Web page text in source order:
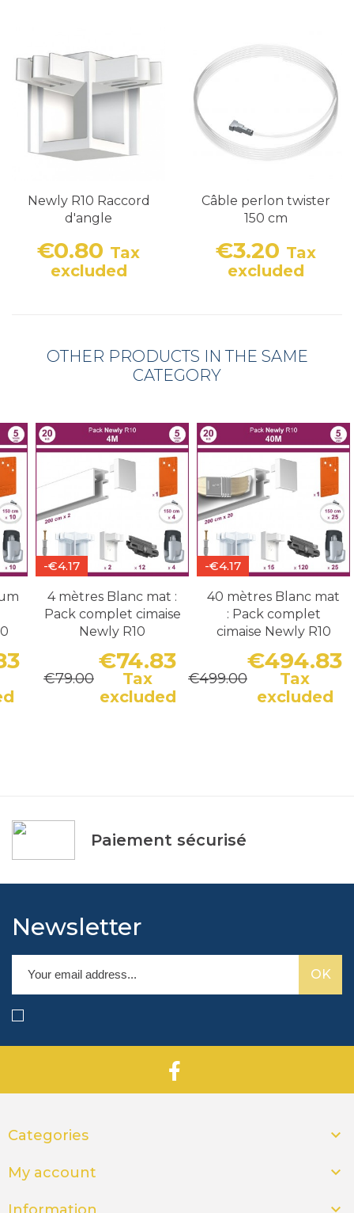
Newly R10 Raccord
d'angle
Price
€0.80 Tax
excluded
Câble perlon twister
150 cm
Price
€3.20 Tax
excluded
OTHER PRODUCTS IN THE SAME
CATEGORY
Price
Regular price
-€4.17
4 mètres Blanc mat :
Pack complet cimaise
Newly R10
Price
€74.83
Tax
excluded
Regular price
€79.00
-€4.17
40 mètres Blanc mat
: Pack complet
cimaise Newly R10
€494.83
Tax
excluded
€499.00
Paiement sécurisé
Newsletter
Categories 
My account 